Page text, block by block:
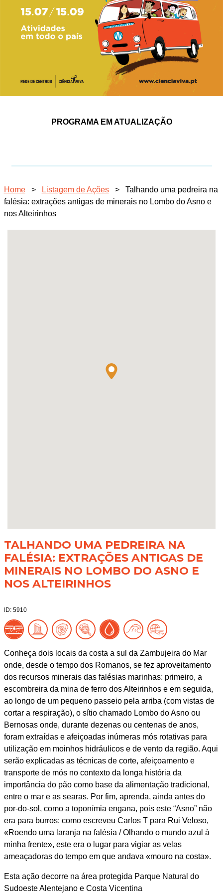
PROGRAMA EM ATUALIZAÇÃO
Home > Listagem de Ações >
Talhando uma pedreira na
falésia: extrações antigas de minerais no Lombo do Asno e
nos Alteirinhos
TALHANDO UMA PEDREIRA NA
FALÉSIA: EXTRAÇÕES ANTIGAS DE
MINERAIS NO LOMBO DO ASNO E
NOS ALTEIRINHOS
ID: 5910
Conheça dois locais da costa a sul da Zambujeira do Mar
onde, desde o tempo dos Romanos, se fez aproveitamento
dos recursos minerais das falésias marinhas: primeiro, a
escombreira da mina de ferro dos Alteirinhos e em seguida,
ao longo de um pequeno passeio pela arriba (com vistas de
cortar a respiração), o sítio chamado Lombo do Asno ou
Bernosas onde, durante dezenas ou centenas de anos,
foram extraídas e afeiçoadas inúmeras mós rotativas para
utilização em moinhos hidráulicos e de vento da região. Aqui
serão explicadas as técnicas de corte, afeiçoamento e
transporte de mós no contexto da longa história da
importância do pão como base da alimentação tradicional,
entre o mar e as searas. Por fim, aprenda, ainda antes do
por-do-sol, como a toponímia engana, pois este “Asno” não
era para burros: como escreveu Carlos T para Rui Veloso,
«Roendo uma laranja na falésia / Olhando o mundo azul à
minha frente», este era o lugar para vigiar as velas
ameaçadoras do tempo em que andava «mouro na costa».
Esta ação decorre na área protegida Parque Natural do
Sudoeste Alentejano e Costa Vicentina